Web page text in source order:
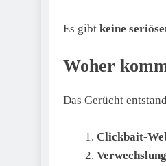
Es gibt keine
Woher
Das Gerücht
Clickbait-